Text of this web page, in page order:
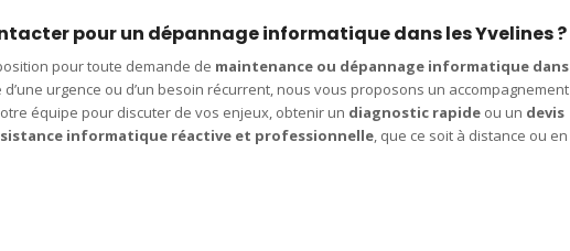
pour un dépannage informatique dans les Yvelines ?
pour toute demande de maintenance ou dépannage informatique dans
d’une urgence ou d’un besoin récurrent, nous vous proposons un accompagnement
équipe pour discuter de vos enjeux, obtenir un diagnostic rapide ou un devis
informatique réactive et professionnelle, que ce soit à distance ou en